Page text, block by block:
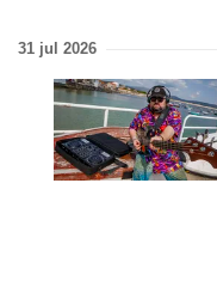
31 jul 2026